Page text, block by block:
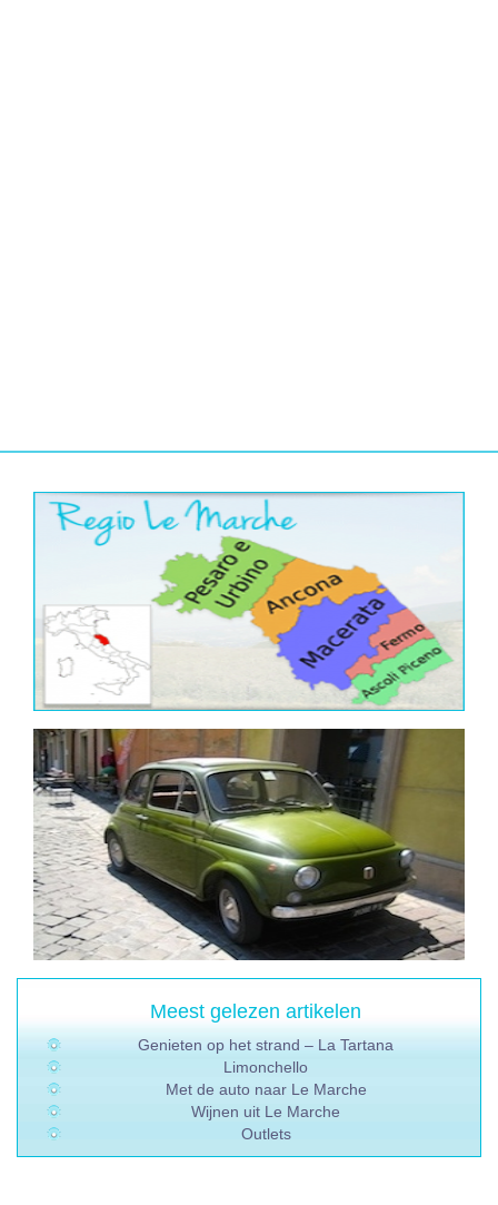
Meest gelezen artikelen
Genieten op het strand – La Tartana
Limonchello
Met de auto naar Le Marche
Wijnen uit Le Marche
Outlets